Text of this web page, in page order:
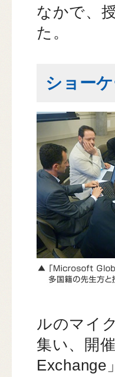
なかで、
た。
ショー
ルのマイ
集い、開
Exchange